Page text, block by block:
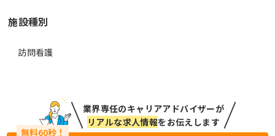
施設種別
訪問看護
業界専任のキャリアアドバイザーが
リアルな求人情報をお伝えします